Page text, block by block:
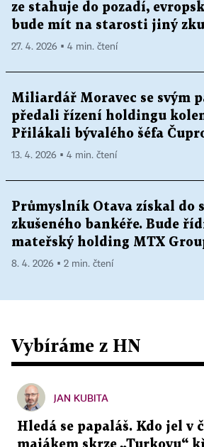
ze stahuje do pozadí,
bude mít na starosti jiný
27. 4. 2026 ▪ 4 min. čtení
Miliardář Moravec se svým
předali řízení holdingu
Přilákali bývalého šéfa
13. 4. 2026 ▪ 4 min. čtení
Průmyslník Otava získal do
zkušeného bankéře. Bude
mateřský holding MTX
8. 4. 2026 ▪ 2 min. čtení
Vybíráme z HN
JAN KUBITA
Hledá se papaláš. Kdo jel v
majákem skrze „Turkovu“